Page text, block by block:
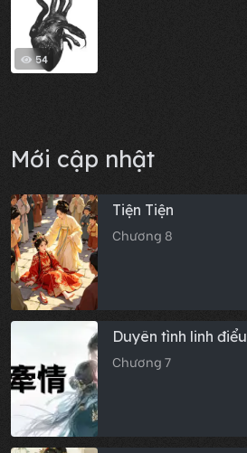
54
Mới cập nhật
Tiện Tiện
Chương 8
Duyên tình linh điểu
Chương 7